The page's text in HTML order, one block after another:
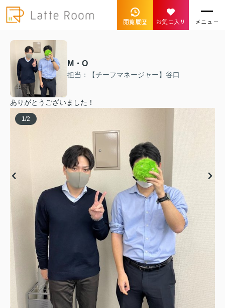
閲覧履歴 お気に入り メニュー
M・O
担当：【チーフマネージャー】谷口
ありがとうございました！
1 /2